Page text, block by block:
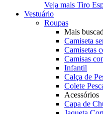
Veja mais Tiro
Vestuário
Roupas
Mais
Camiseta
Camisetas
Camisas
Infantil
Calça de
Colete
Acessórios
Capa de